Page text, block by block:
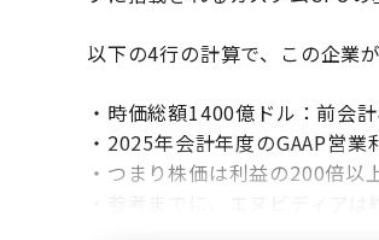
以下の4行の計算で、この企業
・時価総額1400億ドル：前会
・2025年会計年度のGAAP営
・つまり株価は利益の200倍以